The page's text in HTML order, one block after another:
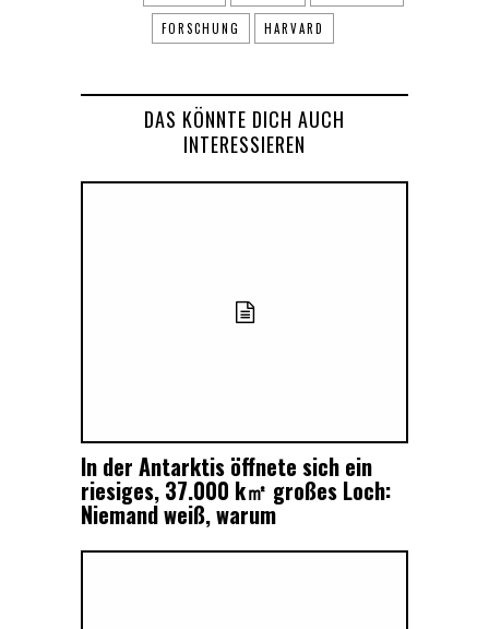
FORSCHUNG HARVARD
DAS KÖNNTE DICH AUCH
INTERESSIEREN
In der Antarktis öffnete sich ein
riesiges, 37.000 k㎡ großes Loch:
Niemand weiß, warum